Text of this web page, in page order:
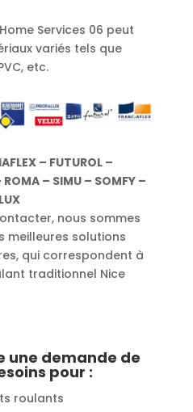
Services 06 peut
variés tels que
etc.
– FUTUROL –
– SIMU – SOMFY –
nous sommes
meilleures solutions
qui correspondent à
traditionnel Nice
une demande de
pour :
roulants